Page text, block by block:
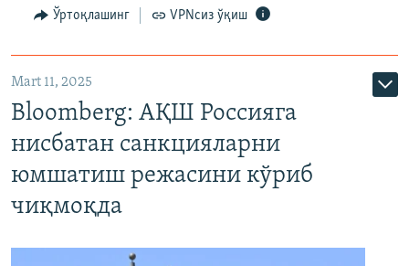
Ўртоқлашинг VPNсиз ўқиш
Mart 11, 2025
Bloomberg: АҚШ Россияга
нисбатан санкцияларни
юмшатиш режасини кўриб
чиқмоқда